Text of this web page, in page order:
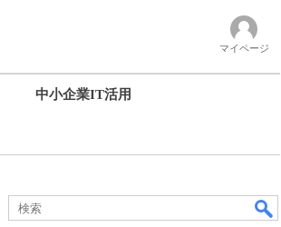
マイページ
中小企業IT活用